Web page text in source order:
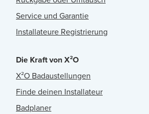
Service und Garantie
Installateure Registrierung
Die Kraft von X²O
X²O Badaustellungen
Finde deinen Installateur
Badplaner